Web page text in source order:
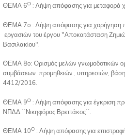
ΘΕΜΑ 6Ο: Λήψη απόφασης για μεταφορά
ΘΕΜΑ 7o : Λήψη απόφασης για χορήγηση
εργασιών του έργου "Αποκατάσταση
Βασιλακίου".
ΘΕΜΑ 8o: Ορισμός μελών γνωμοδοτικών
συμβάσεων προμηθειών , υπηρεσιών,
4412/2016.
ΘΕΜΑ 9Ο: Λήψη απόφασης για έγκριση
ΝΠΔΔ ΄΄Νικηφόρος Βρεττάκος΄΄.
ΘΕΜΑ 10Ο: Λήψη απόφασης για